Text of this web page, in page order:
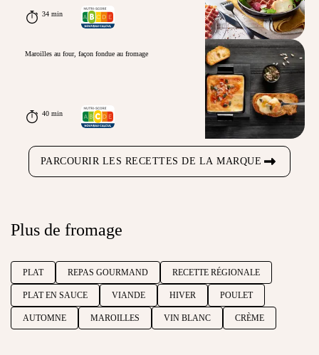
34 min
Maroilles au four, façon fondue au fromage
40 min
PARCOURIR LES RECETTES DE LA MARQUE
Plus de fromage
PLAT REPAS GOURMAND RECETTE RÉGIONALE
PLAT EN SAUCE VIANDE HIVER POULET
AUTOMNE MAROILLES VIN BLANC CRÈME